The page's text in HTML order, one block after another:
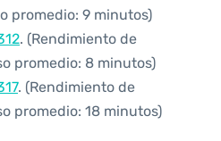
promedio: 9 minutos)
. (Rendimiento de
promedio: 8 minutos)
. (Rendimiento de
promedio: 18 minutos)